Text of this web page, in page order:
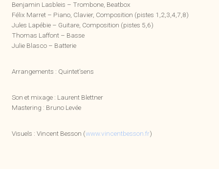
Benjamin Lasbleis – Trombone, Beatbox
Félix Marret – Piano, Clavier, Composition (pistes 1,2,3,4,7,8)
Jules Lapébie – Guitare, Composition (pistes 5,6)
Thomas Laffont – Basse
Julie Blasco – Batterie
Arrangements : Quintet’sens
Son et mixage : Laurent Blettner
Mastering : Bruno Levée
Visuels : Vincent Besson (www.vincentbesson.fr)